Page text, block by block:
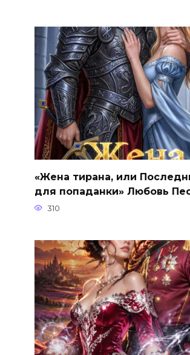
«Жена тирана, или
для попаданки» Любовь
310